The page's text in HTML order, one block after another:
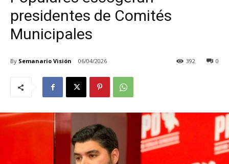
presidentes de Comités
Municipales
By Semanario Visión 06/04/2026 0
392